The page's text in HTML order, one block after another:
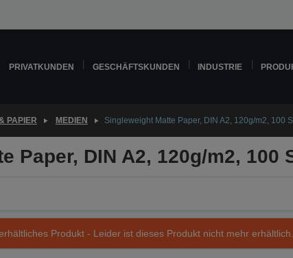
PRIVATKUNDEN GESCHÄFTSKUNDEN INDUSTRIE
PAPIER MEDIEN Singleweight Matte Paper, DIN A2, 120g/m2, 100
Paper, DIN A2, 120g/m2, 100
Produkt - Leider ist dieses Produkt nicht mehr